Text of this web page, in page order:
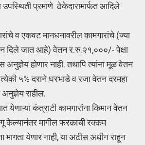
उपस्थिती प्रमाणे ठेकेदारामार्फत आदिले
व एकवट मानधनावरील कामगारांचे (ज्या
दिले जात आहे) वेतन र.रु.२१,०००/- पेक्षा
अनुज्ञेय होणार नाही. तथापि त्यांना मूळ वेतन
५% दराने घरभाडे व रजा वेतन दरमहा
राहील.
येणाऱ्या कंत्राटी कामगारांना किमान वेतन
केल्यानंतर मागील फरकाची रक्कम
मागता येणार नाही, या अटीस अधीन राहून